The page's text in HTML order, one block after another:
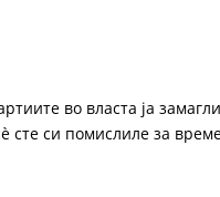
во власта ја
сте си помислиле за